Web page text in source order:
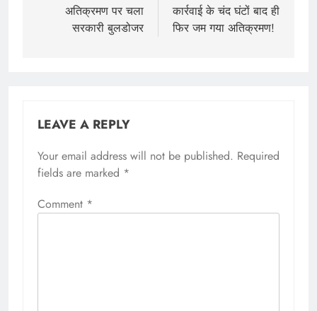
navigation
अतिक्रमण पर चला
सरकारी बुलडोजर
कार्रवाई के चंद घंटों बाद ही
फिर जम गया अतिक्रमण!
LEAVE A REPLY
Your email address will not be published. Required
fields are marked *
Comment *